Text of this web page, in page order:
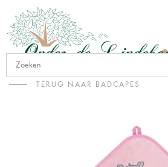
TERUG NAAR BADCAPES